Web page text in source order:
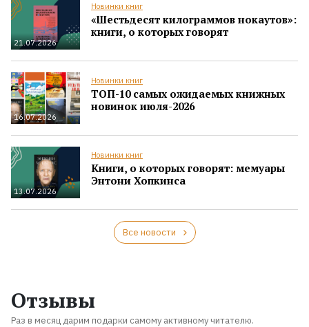
21.07.2026
Новинки книг
«Шестьдесят килограммов нокаутов»:
книги, о которых говорят
16.07.2026
Новинки книг
ТОП-10 самых ожидаемых книжных
новинок июля-2026
13.07.2026
Новинки книг
Книги, о которых говорят: мемуары
Энтони Хопкинса
Все новости
Отзывы
Раз в месяц дарим подарки самому активному читателю.